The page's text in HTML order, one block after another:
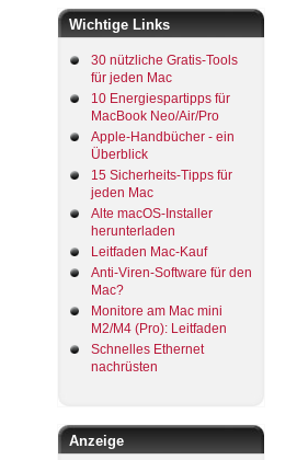
Wichtige Links
30 nützliche Gratis-Tools
für jeden Mac
10 Energiespartipps für
MacBook Neo/Air/Pro
Apple-Handbücher - ein
Überblick
15 Sicherheits-Tipps für
jeden Mac
Alte macOS-Installer
herunterladen
Leitfaden Mac-Kauf
Anti-Viren-Software für den
Mac?
Monitore am Mac mini
M2/M4 (Pro): Leitfaden
Schnelles Ethernet
nachrüsten
Anzeige